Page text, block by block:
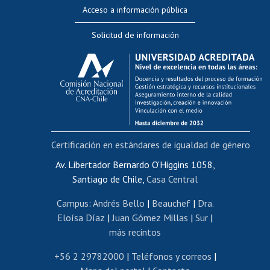
Evaluación docente
Calificación académica
Postulación al AUCAI
Funcionarias/os
Cursos internos de capacitación
Bienestar del personal
Portal de movilidad interna
Certificado de renta
Certificado de renta honorarios
Editar páginas blancas
Extranjeras/os
Revalidación y reconocimiento de títulos
Acceso a información pública
Solicitud de información
Av. Libertador Bernardo O'Higgins 1058,
Santiago de Chile, Casa Central
Campus: Andrés Bello | Beauchef| Dra.
Eloísa Díaz | Juan Gómez Millas | Sur |
más recintos
+56 2 29782000 | Teléfonos y correos |
Certificación en estándares de igualdad de género